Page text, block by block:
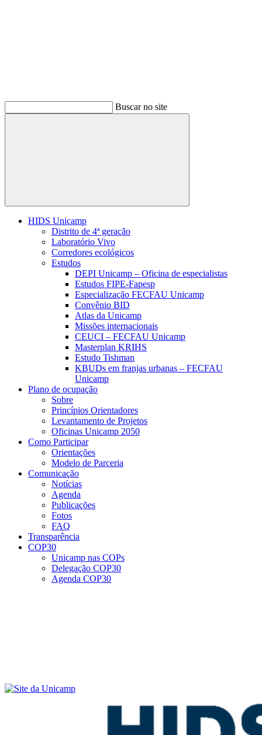
Buscar no site
Buscar
HIDS Unicamp
Distrito de 4ª geração
Laboratório Vivo
Corredores ecológicos
Estudos
DEPI Unicamp – Oficina de especialistas
Estudos FIPE-Fapesp
Especialização FECFAU Unicamp
Convênio BID
Atlas da Unicamp
Missões internacionais
CEUCI – FECFAU Unicamp
Masterplan KRIHS
Estudo Tishman
KBUDs em franjas urbanas – FECFAU
Unicamp
Plano de ocupação
Sobre
Princípios Orientadores
Levantamento de Projetos
Oficinas Unicamp 2050
Como Participar
Orientações
Modelo de Parceria
Comunicação
Notícias
Agenda
Publicações
Fotos
FAQ
Transparência
COP30
Unicamp nas COPs
Delegação COP30
Agenda COP30